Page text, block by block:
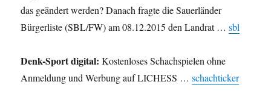
das geändert werden? Danach fragte die Sauerländer
Bürgerliste (SBL/FW) am 08.12.2015 den Landrat …sbl
Denk-Sport digital: Kostenloses Schachspielen ohne
Anmeldung und Werbung auf LICHESS …schachticker